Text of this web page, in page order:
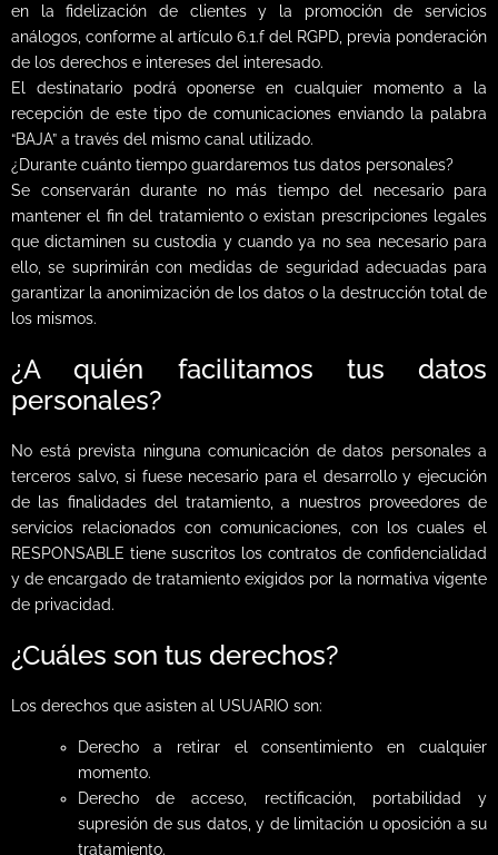
en la fidelización de clientes y la promoción de servicios
análogos, conforme al artículo 6.1.f del RGPD, previa ponderación
de los derechos e intereses del interesado.
El destinatario podrá oponerse en cualquier momento a la
recepción de este tipo de comunicaciones enviando la palabra
“BAJA” a través del mismo canal utilizado.
¿Durante cuánto tiempo guardaremos tus datos personales?
Se conservarán durante no más tiempo del necesario para
mantener el fin del tratamiento o existan prescripciones legales
que dictaminen su custodia y cuando ya no sea necesario para
ello, se suprimirán con medidas de seguridad adecuadas para
garantizar la anonimización de los datos o la destrucción total de
los mismos.
¿A quién facilitamos tus datos
personales?
No está prevista ninguna comunicación de datos personales a
terceros salvo, si fuese necesario para el desarrollo y ejecución
de las finalidades del tratamiento, a nuestros proveedores de
servicios relacionados con comunicaciones, con los cuales el
RESPONSABLE tiene suscritos los contratos de confidencialidad
y de encargado de tratamiento exigidos por la normativa vigente
de privacidad.
¿Cuáles son tus derechos?
Los derechos que asisten al USUARIO son:
Derecho a retirar el consentimiento en cualquier
momento.
Derecho de acceso, rectificación, portabilidad y
supresión de sus datos, y de limitación u oposición a su
tratamiento.